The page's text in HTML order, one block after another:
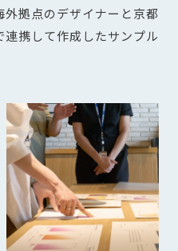
拠点のデザイナーと京都
携して作成したサンプル